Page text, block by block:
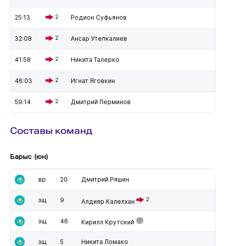
25:13 2 Родион Суфьянов
32:08 2 Ансар Утепкалиев
41:58 2 Никита Талерко
46:03 2 Игнат Яговкин
59:14 2 Дмитрий Перминов
Составы команд
Барыс (юн)
вр 20 Дмитрий Ряшин
зщ 9 Алдияр Калелхан 2
зщ 46 Кирилл Крутский
зщ 5 Никита Ломако